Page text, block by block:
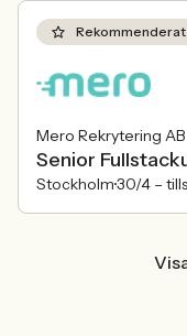
Rekommenderat
Mero Rekrytering AB
Senior
Stockholm30/4 –